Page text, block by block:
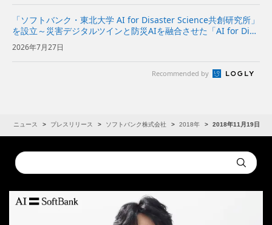
「ソフトバンク・東北大学 AI for Disaster Science共創研究所」
を設立～災害デジタルツインと防災AIを融合させた「AI for Disa
ster Science基盤」の研究開発と社会実装を推進～ | 企業・IR |
ソフ...
2026年7月27日
Recommended by
ニュース プレスリリース ソフトバンク株式会社 2018年 2018年11月19日
Conduct
a
Submit